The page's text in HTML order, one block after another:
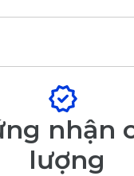
nhận
lượng